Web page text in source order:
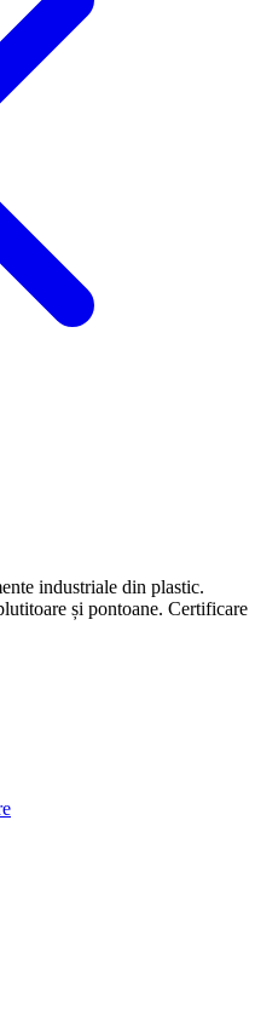
industriale din plastic.
și pontoane. Certificare